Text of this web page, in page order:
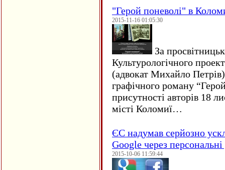
"Герой поневолі" в
2015-11-16 01:05:30
За
Культурологічного
(адвокат Михайло
графічного роману
присутності авторів 18
місті Коломиї…
ЄC надумав серйозно
Google через персональні
2015-10-06 11:59:44